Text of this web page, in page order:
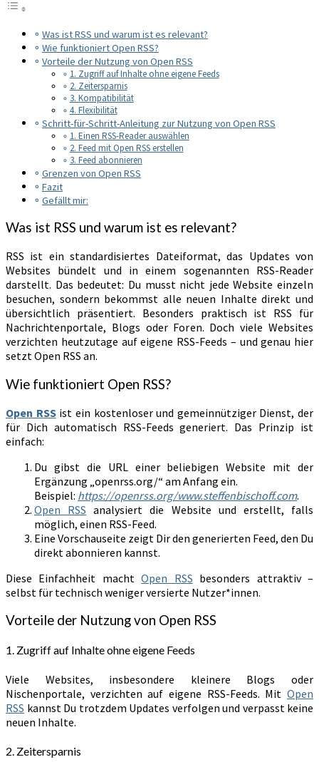
Was ist RSS und warum ist es relevant?
Wie funktioniert Open RSS?
Vorteile der Nutzung von Open RSS
1. Zugriff auf Inhalte ohne eigene Feeds
2. Zeitersparnis
3. Kompatibilität
4. Flexibilität
Schritt-für-Schritt-Anleitung zur Nutzung von Open RSS
1. Einen RSS-Reader auswählen
2. Feed mit Open RSS erstellen
3. Feed abonnieren
Grenzen von Open RSS
Fazit
Gefällt mir:
Was ist RSS und warum ist es relevant?
RSS ist ein standardisiertes Dateiformat, das Updates von
Websites bündelt und in einem sogenannten RSS-Reader
darstellt. Das bedeutet: Du musst nicht jede Website einzeln
besuchen, sondern bekommst alle neuen Inhalte direkt und
übersichtlich präsentiert. Besonders praktisch ist RSS für
Nachrichtenportale, Blogs oder Foren. Doch viele Websites
verzichten heutzutage auf eigene RSS-Feeds – und genau hier
setzt Open RSS an.
Wie funktioniert Open RSS?
Open RSSist ein kostenloser und gemeinnütziger Dienst, der
für Dich automatisch RSS-Feeds generiert. Das Prinzip ist
einfach:
Du gibst die URL einer beliebigen Website mit der
Ergänzung „openrss.org/“ am Anfang ein.
Beispiel: https://openrss.org/www.steffenbischoff.com.
Open RSS analysiert die Website und erstellt, falls
möglich, einen RSS-Feed.
Eine Vorschauseite zeigt Dir den generierten Feed, den Du
direkt abonnieren kannst.
Diese Einfachheit machtOpen RSS besonders attraktiv –
selbst für technisch weniger versierte Nutzer*innen.
Vorteile der Nutzung von Open RSS
1. Zugriff auf Inhalte ohne eigene Feeds
Viele Websites, insbesondere kleinere Blogs oder
Nischenportale, verzichten auf eigene RSS-Feeds. Mit Open
RSS kannst Du trotzdem Updates verfolgen und verpasst keine
neuen Inhalte.
2. Zeitersparnis